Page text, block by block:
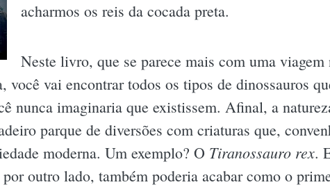
acharmos os reis da cocada preta.
Neste livro, que se parece mais com uma
você vai encontrar todos os tipos de dinossauros
nunca imaginaria que existissem. Afinal, a
parque de diversões com criaturas que,
moderna. Um exemplo? O Tiranossauro rex.
outro lado, também poderia acabar como o